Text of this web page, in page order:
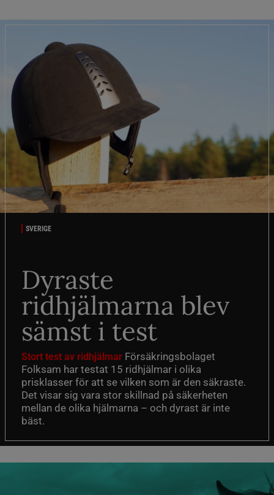
SVERIGE
Dyraste
ridhjälmarna blev
sämst i test
Stort test av ridhjälmar Försäkringsbolaget
Folksam har testat 15 ridhjälmar i olika
prisklasser för att se vilken som är den säkraste.
Det visar sig vara stor skillnad på säkerheten
mellan de olika hjälmarna – och dyrast är inte
bäst.